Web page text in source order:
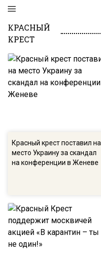
КРАСНЫЙ
КРЕСТ
Красный крест поставил на
место Украину за скандал
на конференции в Женеве